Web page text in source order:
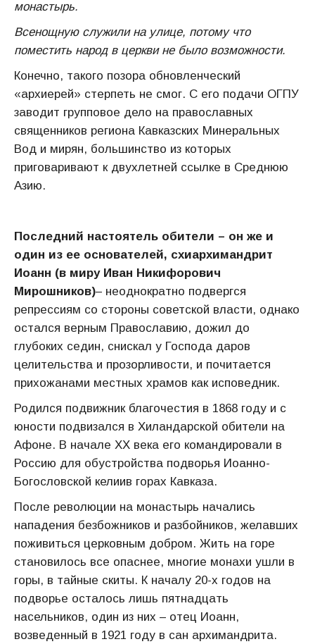
монастырь.
Всенощную служили на улице, потому что
поместить народ в церкви не было возможности.
Конечно, такого позора обновленческий
«архиерей» стерпеть не смог. С его подачи ОГПУ
заводит групповое дело на православных
священников региона Кавказских Минеральных
Вод и мирян, большинство из которых
приговаривают к двухлетней ссылке в Среднюю
Азию.
Последний настоятель обители – он же и
один из ее основателей, схиархимандрит
Иоанн (в миру Иван Никифорович
Мирошников)– неоднократно подвергся
репрессиям со стороны советской власти, однако
остался верным Православию, дожил до
глубоких седин, снискал у Господа даров
целительства и прозорливости, и почитается
прихожанами местных храмов как исповедник.
Родился подвижник благочестия в 1868 году и с
юности подвизался в Хиландарской обители на
Афоне. В начале XX века его командировали в
Россию для обустройства подворья Иоанно-
Богословской келиив горах Кавказа.
После революции на монастырь начались
нападения безбожников и разбойников, желавших
поживиться церковным добром. Жить на горе
становилось все опаснее, многие монахи ушли в
горы, в тайные скиты. К началу 20-х годов на
подворье осталось лишь пятнадцать
насельников, один из них – отец Иоанн,
возведенный в 1921 году в сан архимандрита.